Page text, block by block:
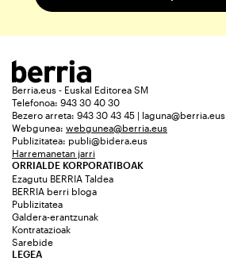
Berria.eus - Euskal Editorea SM
Telefonoa: 943 30 40 30
Bezero arreta: 943 30 43 45 | laguna@berria.eus
Webgunea: webgunea@berria.eus
Publizitatea: publi@bidera.eus
Harremanetan jarri
ORRIALDE KORPORATIBOAK
Ezagutu BERRIA Taldea
BERRIA berri bloga
Publizitatea
Galdera-erantzunak
Kontratazioak
Sarebide
LEGEA